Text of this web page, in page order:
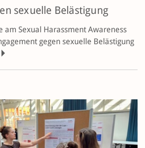
sexuelle Belästigung
am Sexual Harassment Awareness
gegen sexuelle Belästigung